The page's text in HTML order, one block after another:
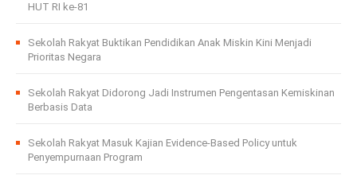
HUT RI ke-81
Sekolah Rakyat Buktikan Pendidikan Anak Miskin Kini Menjadi
Prioritas Negara
Sekolah Rakyat Didorong Jadi Instrumen Pengentasan Kemiskinan
Berbasis Data
Sekolah Rakyat Masuk Kajian Evidence-Based Policy untuk
Penyempurnaan Program